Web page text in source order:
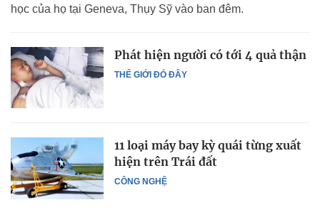
học của họ tại Geneva, Thụy Sỹ vào ban đêm.
THẾ GIỚI ĐÓ ĐÂY
Phát hiện người có tới 4 quả thận
CÔNG NGHỆ
11 loại máy bay kỳ quái từng xuất
hiện trên Trái đất